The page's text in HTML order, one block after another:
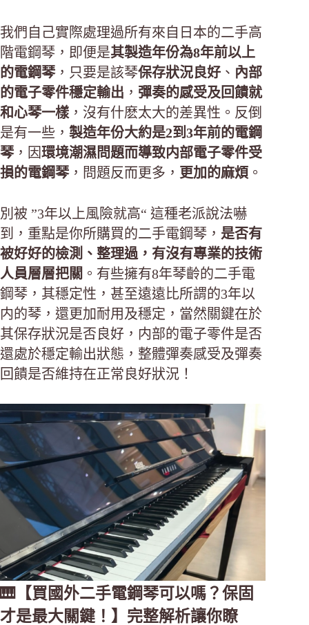
我們自己實際處理過所有來自日本的二手高
階電鋼琴，即便是其製造年份為8年前以上
的電鋼琴，只要是該琴保存狀況良好 、 內部
的電子零件穩定輸出 ， 彈奏的感受及回饋就
和心琴一樣 ，沒有什麽太大的差異性。反倒
是有一些， 製造年份大約是2到3年前的電鋼
琴，因環境潮濕問題而導致内部電子零件受
損的電鋼琴，問題反而更多， 更加的麻煩 。
別被 ”3年以上風險就高“ 這種老派說法嚇
到，重點是你所購買的二手電鋼琴， 是否有
被好好的檢測、整理過，有沒有專業的技術
人員層層把關 。有些擁有8年琴齡的二手電
鋼琴，其穩定性，甚至遠遠比所謂的3年以
内的琴，還更加耐用及穩定，當然關鍵在於
其保存狀況是否良好，内部的電子零件是否
還處於穩定輸出狀態，整體彈奏感受及彈奏
回饋是否維持在正常良好狀況！
🎹【買國外二手電鋼琴可以嗎？保固
才是最大關鍵！】完整解析讓你瞭